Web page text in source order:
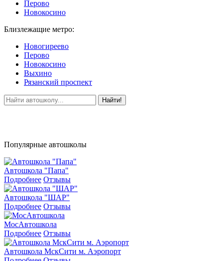
Перово
Новокосино
Близлежащие метро:
Новогиреево
Перово
Новокосино
Выхино
Рязанский проспект
Найти!
Популярные автошколы
Автошкола "Папа"
Подробнее Отзывы
Автошкола "ШАР"
Подробнее Отзывы
МосАвтошкола
Подробнее Отзывы
Автошкола МскСити м. Аэропорт